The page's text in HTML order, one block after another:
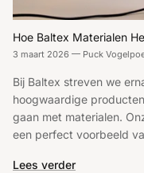
Hoe Baltex Materialen
3 maart 2026 — Puck
Bij Baltex streven we
hoogwaardige
gaan met materialen.
een perfect voorbeeld
Lees verder